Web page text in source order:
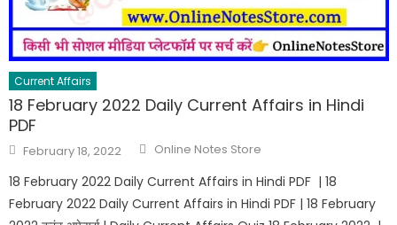
Current Affairs
18 February 2022 Daily Current Affairs in Hindi
PDF
February 18, 2022 Online Notes Store
18 February 2022 Daily Current Affairs in Hindi PDF | 18
February 2022 Daily Current Affairs in Hindi PDF | 18 February